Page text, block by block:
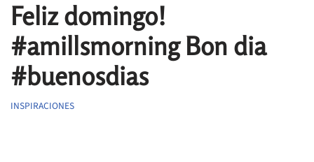
Feliz domingo!
#amillsmorning Bon dia
#buenosdias
INSPIRACIONES